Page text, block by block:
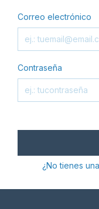
Correo electrónico
Contraseña
¿No tienes